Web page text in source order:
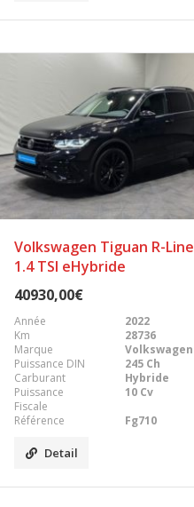
Volkswagen Tiguan R-Line
1.4 TSI eHybride
40930,00€
Année
2022
Km
28736
Marque
Volkswagen
Puissance DIN
245 Ch
Carburant
Hybride
Puissance
Fiscale
10 Cv
Référence
Fg710
Detail